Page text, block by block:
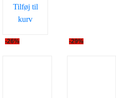
Tilføj til
kurv
-26% -29%